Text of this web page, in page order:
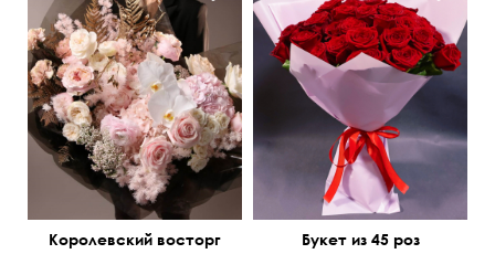
Озотамнус, орхидея
ванда, аспарагус,
сухоцветы
Королевский восторг
60 см 60 см
Букет из 45 роз